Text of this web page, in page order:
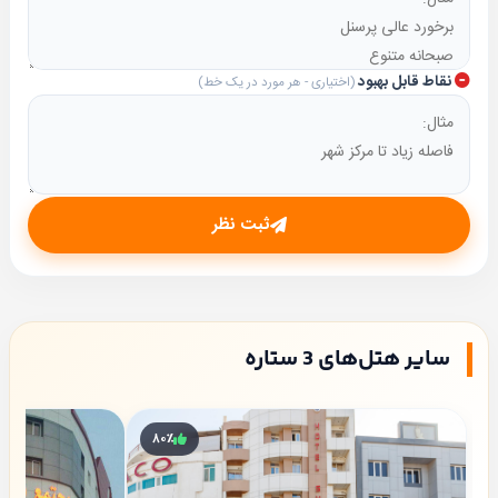
قلعه پرتغالی‌ها:23 دقیقه با خودرو (22 کیلومتر)
جنگل‌های حرا:46 دقیقه با خودرو (54 کیلومتر)
رزرو هتل شهریار قشم
برای رزروهتل شهریار قشمبا تخفیف ویژه و بهترین قیمت،
آبتین تریپ استفاده کنید. تمامی
مراحل رزرو به‌صورت آنلاین و 24 ساعته انجام شده و پس
پشتیبانی آبتین تریپ می‌تواند تجربه‌ای عالی برای شما رقم
نقاط قابل بهبود(اختیاری - هر مورد در یک خط)
ثبت نظر
سایر هتل‌های 3 ستاره
۸۰٪